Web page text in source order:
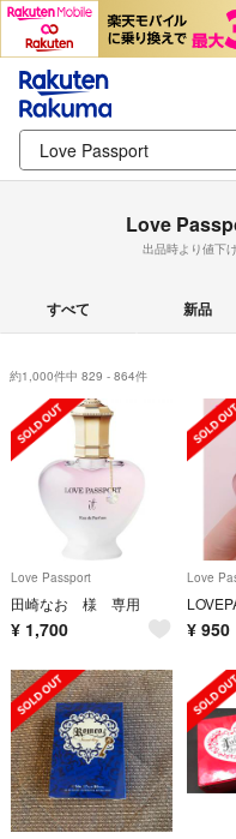
Love
出品時より値下
すべて 新品
約1,000件中 829 - 864件
Love Passport
田崎なお 様 専用
¥ 1,700
Love
¥ 950